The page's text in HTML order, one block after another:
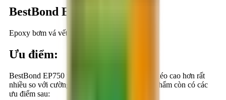
BestBond EP750 Confix
Epoxy bơm vá vết nứt bê tông, hai thành phần
Ưu điểm:
BestBond EP750 tạo lớp kết nối có cường độ kéo cao hơn rất
nhiều so với cường độ bê tông. Ngoài ra, sản phẩm còn có các
ưu điểm sau: